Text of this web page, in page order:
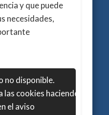
y que puede
necesidades,
no disponible.
cookies haciendo
el aviso